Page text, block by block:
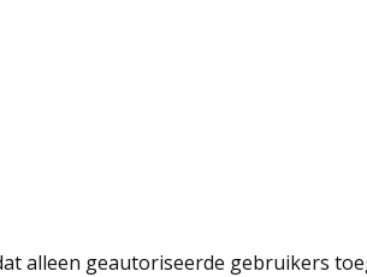
alleen geautoriseerde gebruikers